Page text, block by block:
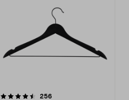
256anmeldelser
4.5av 5 stjerner